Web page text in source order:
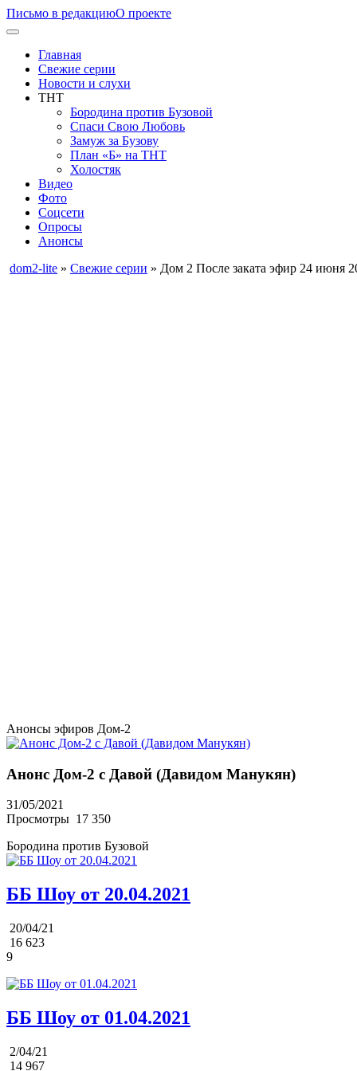
Письмо в редакциюО проекте
Главная
Свежие серии
Новости и слухи
ТНТ
Бородина против Бузовой
Спаси Свою Любовь
Замуж за Бузову
План «Б» на ТНТ
Холостяк
Видео
Фото
Соцсети
Опросы
Анонсы
dom2-lite » Свежие серии » Дом 2 После заката эфир 24 июня
Анонсы эфиров Дом-2
Анонс Дом-2 с Давой (Давидом Манукян)
31/05/2021
Просмотры 17 350
Бородина против Бузовой
ББ Шоу от 20.04.2021
20/04/21
16 623
9
ББ Шоу от 01.04.2021
2/04/21
14 967